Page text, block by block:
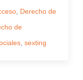
Derecho de
de
sexting